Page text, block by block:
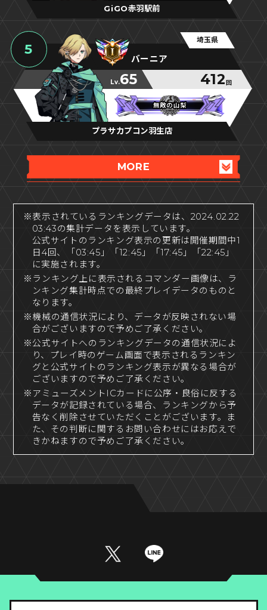
GiGO赤羽駅前
5
埼玉県
バーニア
Lv.65 412 回
無敵の山梨
無敵の山梨
無敵の山梨
プラサカプコン羽生店
MORE
※表示されているランキングデータは、2024.02.22
03:43の集計データを表示しています。
公式サイトのランキング表示の更新は開催期間中1
日4回、「03:45」「12:45」「17:45」「22:45」
に実施されます。
※ランキング上に表示されるコマンダー画像は、ラ
ンキング集計時点での最終プレイデータのものと
なります。
※機械の通信状況により、データが反映されない場
合がございますので予めご了承ください。
※公式サイトへのランキングデータの通信状況によ
り、プレイ時のゲーム画面で表示されるランキン
グと公式サイトのランキング表示が異なる場合が
ございますので予めご了承ください。
※アミューズメントICカードに公序・良俗に反する
データが記録されている場合、ランキングから予
告なく削除させていただくことがございます。ま
た、その判断に関するお問い合わせにはお応えで
きかねますので予めご了承ください。